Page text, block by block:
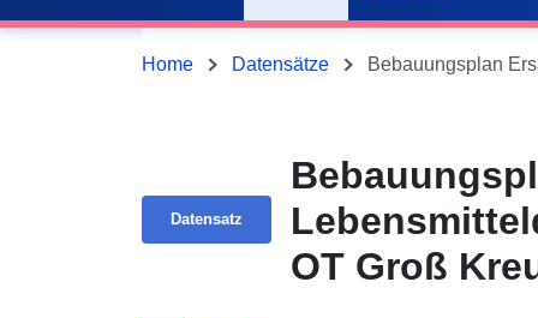
Home Datensätze
Datensatz
OT Groß